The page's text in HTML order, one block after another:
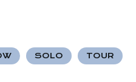
SOLO TOUR